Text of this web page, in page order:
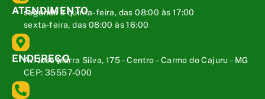
ATENDIMENTO
segunda a quinta-feira, das 08:00 às 17:00
sexta-feira, das 08:00 às 16:00
ENDEREÇO
Av. José Marra Silva, 175 – Centro – Carmo do Cajuru – MG
CEP: 35557-000